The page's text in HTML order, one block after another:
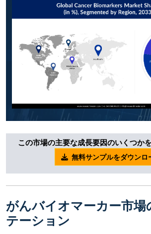
この市場の主要な成長要因のいくつか
無料サンプルをダウンロ
がんバイオマーカー市場
テーション